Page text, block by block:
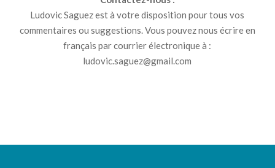
Ludovic Saguez est à votre disposition pour tous vos
commentaires ou suggestions. Vous pouvez nous écrire en
français par courrier électronique à :
ludovic.saguez@gmail.com